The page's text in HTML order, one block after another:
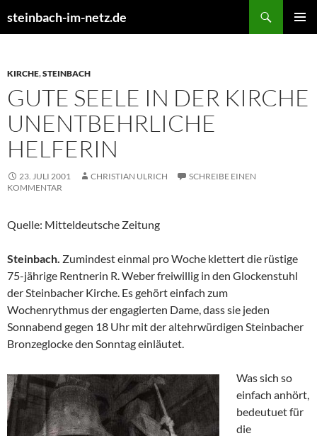
steinbach-im-netz.de
KIRCHE,STEINBACH
GUTE SEELE IN DER KIRCHE
UNENTBEHRLICHE
HELFERIN
23. JULI 2001 CHRISTIAN ULRICH
SCHREIBE EINEN
KOMMENTAR
Quelle: Mitteldeutsche Zeitung
Steinbach. Zumindest einmal pro Woche klettert die rüstige
75-jährige Rentnerin R. Weber freiwillig in den Glockenstuhl
der Steinbacher Kirche. Es gehört einfach zum
Wochenrythmus der engagierten Dame, dass sie jeden
Sonnabend gegen 18 Uhr mit der altehrwürdigen Steinbacher
Bronzeglocke den Sonntag einläutet.
Was sich so
einfach anhört,
bedeutuet für
die